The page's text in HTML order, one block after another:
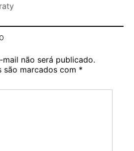
não será publicado.
marcados com *